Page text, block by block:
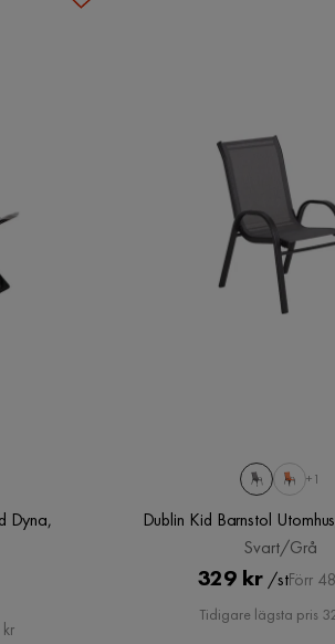
Dyna,
+1
Dublin Kid Barnstol
Svart/Grå
Pris
329 kr /st
Pris
Förr
Tidigare lägsta pris